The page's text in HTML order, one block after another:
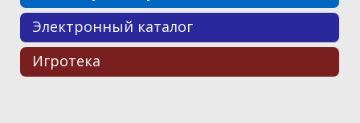
Электронный каталог
Игротека